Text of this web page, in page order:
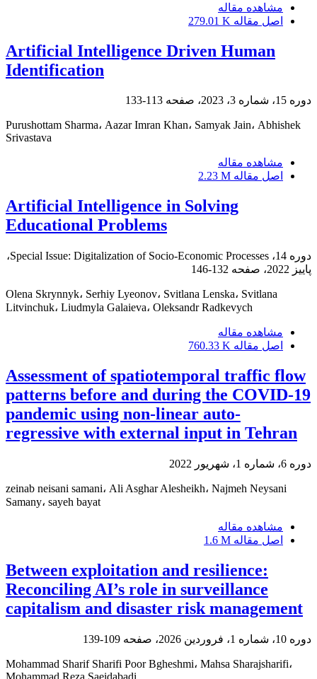
مشاهده مقاله
اصل مقاله 279.01 K
Artificial Intelligence Driven Human
Identification
دوره 15، شماره 3، 2023، صفحه 113-133
Purushottam Sharma، Aazar Imran Khan، Samyak Jain، Abhishek
Srivastava
مشاهده مقاله
اصل مقاله 2.23 M
Artificial Intelligence in Solving
Educational Problems
دوره 14، Special Issue: Digitalization of Socio-Economic Processes،
پاییز 2022، صفحه
132-146
Olena Skrynnyk، Serhiy Lyeonov، Svitlana Lenska، Svitlana
Litvinchuk، Liudmyla Galaieva، Oleksandr Radkevych
مشاهده مقاله
اصل مقاله 760.33 K
Assessment of spatiotemporal traffic flow
patterns before and during the COVID-19
pandemic using non-linear auto-
regressive with external input in Tehran
دوره 6، شماره 1، شهریور 2022
zeinab neisani samani، Ali Asghar Alesheikh، Najmeh Neysani
Samany، sayeh bayat
مشاهده مقاله
اصل مقاله 1.6 M
Between exploitation and resilience:
Reconciling AI’s role in surveillance
capitalism and disaster risk management
دوره 10، شماره 1، فروردین 2026، صفحه 109-139
Mohammad Sharif Sharifi Poor Bgheshmi، Mahsa Sharajsharifi،
Mohammad Reza Saeidabadi